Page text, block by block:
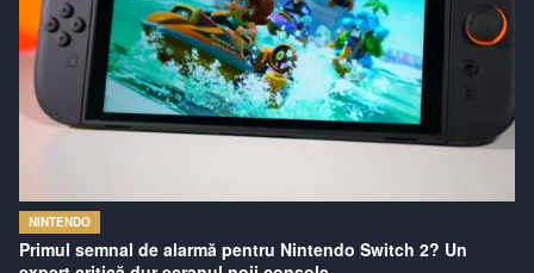
NINTENDO
Primul semnal de alarmă pentru Nintendo Switch 2? Un